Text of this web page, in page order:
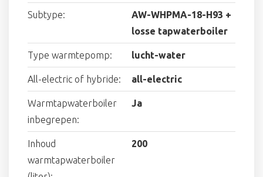
Subtype:
AW-WHPMA-18-H93 +
losse tapwaterboiler
Type warmtepomp: lucht-water
All-electric of hybride: all-electric
Warmtapwaterboiler
inbegrepen:
Ja
Inhoud
warmtapwaterboiler
200